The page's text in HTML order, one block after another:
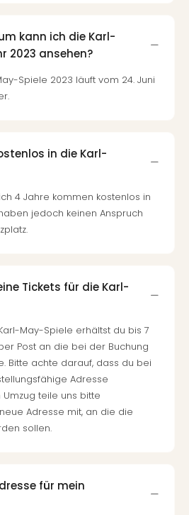
kann ich die Karl-
2023 ansehen?
Spiele 2023 läuft vom 24. Juni
in die Karl-
4 Jahre kommen kostenlos in
jedoch keinen Anspruch
Tickets für die Karl-
May-Spiele erhältst du bis 7
Post an die bei der Buchung
Bitte achte darauf, dass du bei
Adresse
teile uns bitte
Adresse mit, an die die
sollen.
für mein